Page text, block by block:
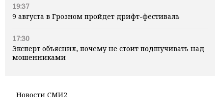
19:37
9 августа в Грозном пройдет дрифт-фестиваль
17:30
Эксперт объяснил, почему не стоит подшучивать над
мошенниками
Новости СМИ2